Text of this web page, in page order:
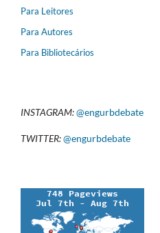
Para Leitores
Para Autores
Para Bibliotecários
INSTAGRAM:@engurbdebate
TWITTER:@engurbdebate